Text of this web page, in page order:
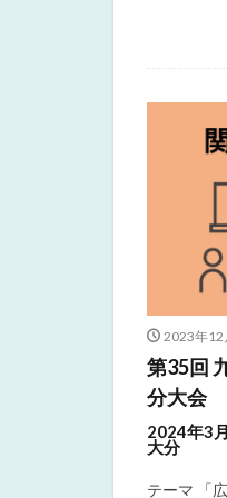
2023年12
第35回
分大会
2024年3
大分
テーマ 「